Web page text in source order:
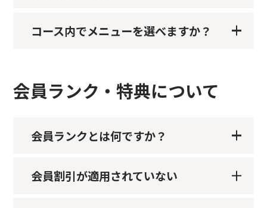
コース内でメニューを選べますか？
会員ランク・特典について
会員ランクとは何ですか？
会員割引が適用されていない